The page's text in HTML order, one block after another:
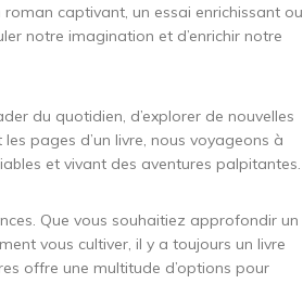
captivant, un essai enrichissant ou
notre imagination et d’enrichir notre
du quotidien, d’explorer de nouvelles
pages d’un livre, nous voyageons à
et vivant des aventures palpitantes.
Que vous souhaitiez approfondir un
vous cultiver, il y a toujours un livre
offre une multitude d’options pour